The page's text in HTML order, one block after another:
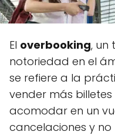
El overbooking, un
notoriedad en el
se refiere a la
vender más
acomodar en un
cancelaciones y no